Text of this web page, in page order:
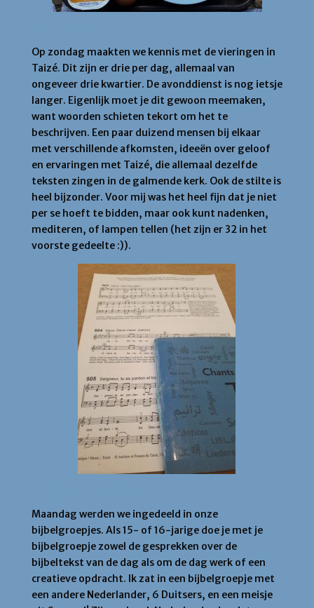
Op zondag maakten we kennis met de vieringen in
Taizé. Dit zijn er drie per dag, allemaal van
ongeveer drie kwartier. De avonddienst is nog ietsje
langer. Eigenlijk moet je dit gewoon meemaken,
want woorden schieten tekort om het te
beschrijven. Een paar duizend mensen bij elkaar
met verschillende afkomsten, ideeën over geloof
en ervaringen met Taizé, die allemaal dezelfde
teksten zingen in de galmende kerk. Ook de stilte is
heel bijzonder. Voor mij was het heel fijn dat je niet
per se hoeft te bidden, maar ook kunt nadenken,
mediteren, of lampen tellen (het zijn er 32 in het
voorste gedeelte :)).
Maandag werden we ingedeeld in onze
bijbelgroepjes. Als 15- of 16-jarige doe je met je
bijbelgroepje zowel de gesprekken over de
bijbeltekst van de dag als om de dag werk of een
creatieve opdracht. Ik zat in een bijbelgroepje met
een andere Nederlander, 6 Duitsers, en een meisje